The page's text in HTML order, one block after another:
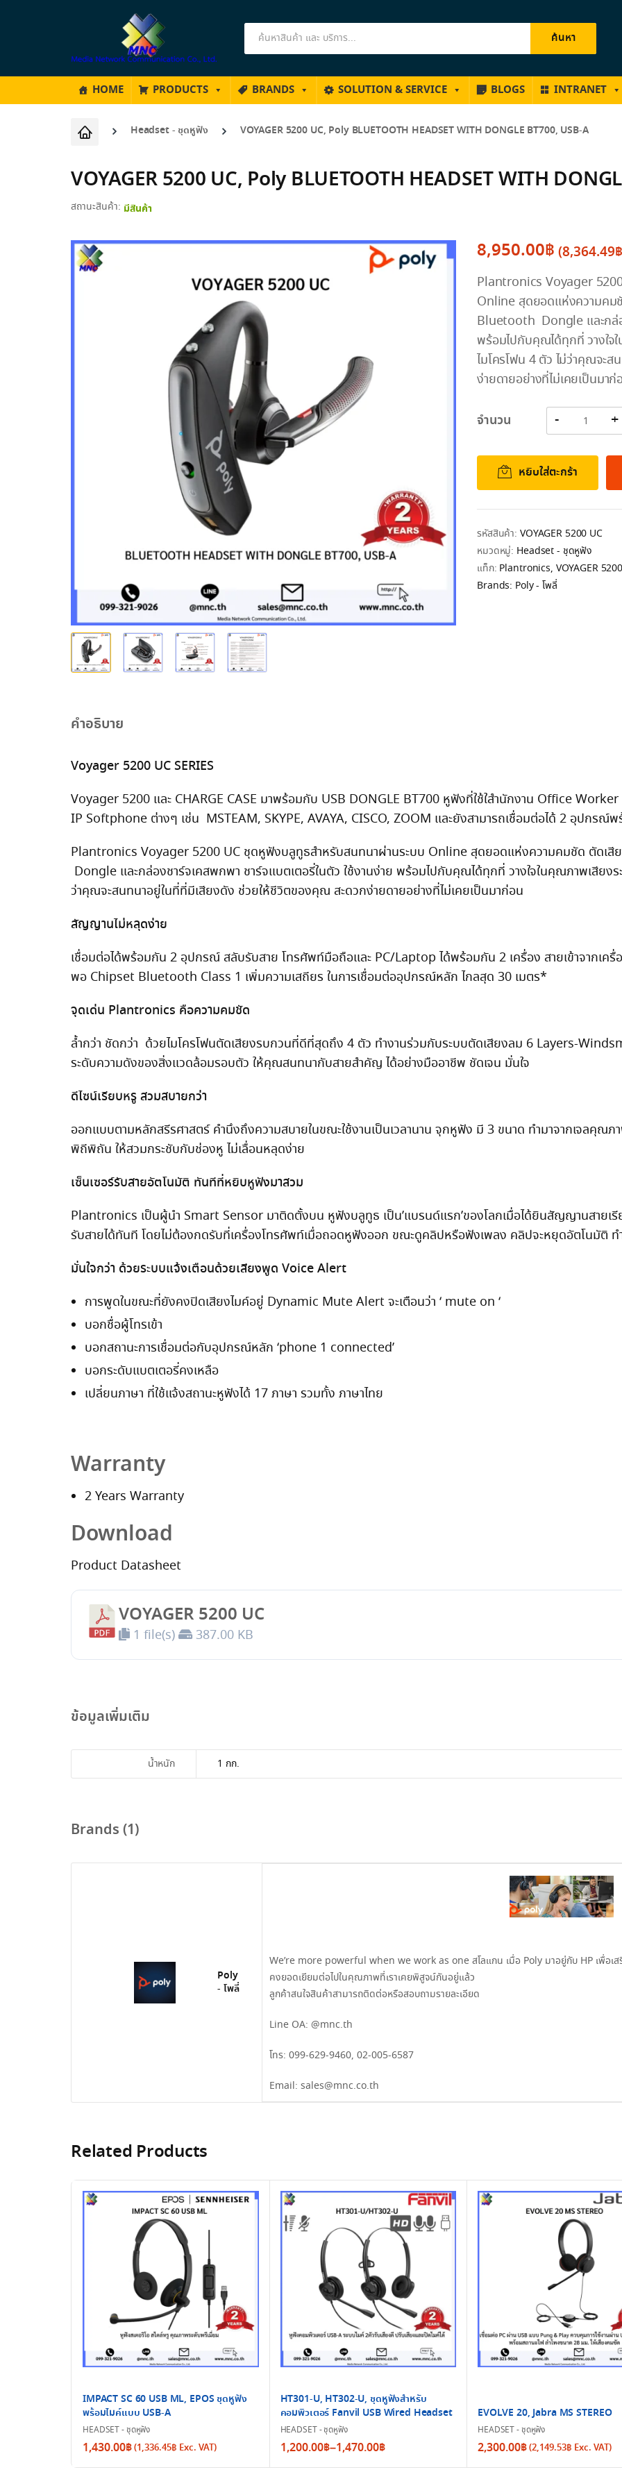
Products
ค้นหา
HOME PRODUCTS BRANDS SOLUTION & SERVICE BLOGS INTRANET
Headset - ชุดหูฟัง VOYAGER 5200 UC, Poly BLUETOOTH HEADSET WITH DONGLE BT700, USB-A
VOYAGER 5200 UC, Poly BLUETOOTH HEADSET WITH
สถานะสินค้า: มีสินค้า
8,950.00฿ (8,364.49฿
Plantronics Voyager
Online สุดยอดแห่งความคม
Bluetooth Dongle และกล่อ
พร้อมไปกับคุณได้ทุกที่ วางใจ
ไมโครโฟน 4 ตัว ไม่ว่าคุณจะ
ง่ายดายอย่างที่ไม่เคยเป็นมาก่
จำนวน
หยิบใส่ตะกร้า
รหัสสินค้า: VOYAGER 5200 UC
หมวดหมู่: Headset - ชุดหูฟัง
แท็ก: Plantronics, VOYAGER
Brands: Poly - โพลี่
คำอธิบาย
Voyager 5200 UC SERIES
Voyager 5200 และ CHARGE CASE มาพร้อมกับ USB DONGLE BT700 หูฟังที่ใช้ใสำนักงาน Office
IP Softphone ต่างๆ เช่น MSTEAM, SKYPE, AVAYA, CISCO, ZOOM และยังสามารถเชื่อมต่อได้ 2 อุปกร
Plantronics Voyager 5200 UC ชุดหูฟังบลูทูธสำหรับสนทนาผ่านระบบ Online สุดยอดแห่งความคมชัด ตัดเ
Dongle และกล่องชาร์จเคสพกพา ชาร์จแบตเตอรี่ในตัว ใช้งานง่าย พร้อมไปกับคุณได้ทุกที่ วางใจในคุณภาพเสียง
ว่าคุณจะสนทนาอยู่ในที่ที่มีเสียงดัง ช่วยให้ชีวิตของคุณ สะดวกง่ายดายอย่างที่ไม่เคยเป็นมาก่อน
สัญญานไม่หลุดง่าย
เชื่อมต่อได้พร้อมกัน 2 อุปกรณ์ สลับรับสาย โทรศัพท์มือถือและ PC/Laptop ได้พร้อมกัน 2 เครื่อง สายเข้าจากเครื่
พอ Chipset Bluetooth Class 1 เพิ่มความเสถียร ในการเชื่อมต่ออุปกรณ์หลัก ไกลสุด 30 เมตร*
จุดเด่น Plantronics คือความคมชัด
ล้ำกว่า ชัดกว่า ด้วยไมโครโฟนตัดเสียงรบกวนที่ดีที่สุดถึง 4 ตัว ทำงานร่วมกับระบบตัดเสียงลม 6 Layers-
ระดับความดังของสิ่งแวดล้อมรอบตัว ให้คุณสนทนากับสายสำคัญ ได้อย่างมืออาชีพ ชัดเจน มั่นใจ
ดีไซน์เรียบหรู สวมสบายกว่า
ออกแบบตามหลักสรีรศาสตร์ คำนึงถึงความสบายในขณะใช้งานเป็นเวลานาน จุกหูฟัง มี 3 ขนาด ทำมาจากเจลคุ
พิถีพิถัน ให้สวมกระชับกับช่องหู ไม่เลื่อนหลุดง่าย
เซ็นเซอร์รับสายอัตโนมัติ ทันทีที่หยิบหูฟังมาสวม
Plantronics เป็นผู้นำ Smart Sensor มาติดตั้งบน หูฟังบลูทูธ เป็น’แบรนด์แรก’ของโลกเมื่อได้ยินสัญญานสาย
รับสายได้ทันที โดยไม่ต้องกดรับที่เครื่องโทรศัพท์เมื่อถอดหูฟังออก ขณะดูคลิปหรือฟังเพลง คลิปจะหยุดอัตโนมัติ ท
มั่นใจกว่า ด้วยระบบแจ้งเตือนด้วยเสียงพูด Voice Alert
การพูดในขณะที่ยังคงปิดเสียงไมค์อยู่ Dynamic Mute Alert จะเตือนว่า ‘ mute on ‘
บอกชื่อผู้โทรเข้า
บอกสถานะการเชื่อมต่อกับอุปกรณ์หลัก ‘phone 1 connected’
บอกระดับแบตเตอรี่คงเหลือ
เปลี่ยนภาษา ที่ใช้แจ้งสถานะหูฟังได้ 17 ภาษา รวมทั้ง ภาษาไทย
Warranty
2 Years Warranty
Download
Product Datasheet
VOYAGER 5200 UC
1 file(s) 387.00 KB
ข้อมูลเพิ่มเติม
น้ำหนัก 1 กก.
Brands (1)
Poly
- โพลี่
We’re more powerful when we work as one สโลแกน เมื่อ Poly มาอยู่กับ HP เพื่อเ
คงยอดเยียมต่อไปในคุณภาพที่เราเคยพิสูจน์กันอยู่แล้ว
ลูกค้าสนใจสินค้าสามารถติดต่อหรือสอบถามรายละเอียด
Line OA: @mnc.th
โทร: 099-629-9460, 02-005-6587
Email: sales@mnc.co.th
Related Products
IMPACT SC 60 USB ML, EPOS ชุดหูฟัง
พร้อมไมค์แบบ USB-A
HEADSET - ชุดหูฟัง
1,430.00฿(1,336.45฿ Exc. VAT)
HT301-U, HT302-U, ชุดหูฟังสำหรับ
คอมพิวเตอร์ Fanvil USB Wired Headset
HEADSET - ชุดหูฟัง
1,200.00฿–1,470.00฿
Price
range:
EVOLVE 20, Jabra MS STEREO
HEADSET - ชุดหูฟัง
2,300.00฿(2,149.53฿ Exc. VAT)